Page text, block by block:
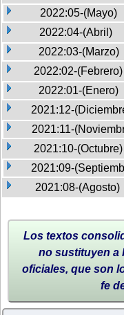
2022:05-(Mayo)
2022:04-(Abril)
2022:03-(Marzo)
2022:02-(Febrero)
2022:01-(Enero)
2021:12-
2021:11-
2021:10-(Octubre)
2021:09-
2021:08-(Agosto)
Los textos
no sustituyen a
oficiales, que son
fe